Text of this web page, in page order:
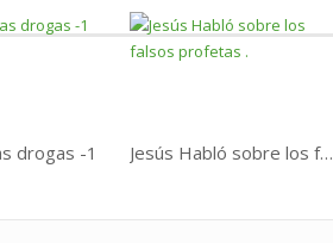
drogas -1 Jesús Habló sobre los falsos profetas .